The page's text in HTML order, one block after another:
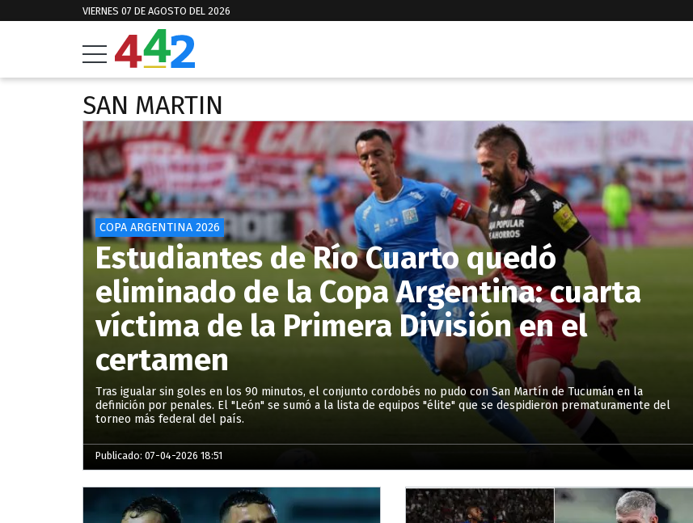
VIERNES 07 DE AGOSTO DEL 2026
SAN MARTIN
COPA ARGENTINA 2026
Estudiantes de Río Cuarto quedó
eliminado de la Copa Argentina: cuarta
víctima de la Primera División en el
certamen
Tras igualar sin goles en los 90 minutos, el conjunto cordobés no pudo con San Martín de Tucumán en la
definición por penales. El "León" se sumó a la lista de equipos "élite" que se despidieron prematuramente del
torneo más federal del país.
Publicado: 07-04-2026 18:51